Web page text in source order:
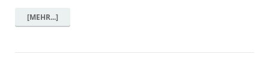
[MEHR...]